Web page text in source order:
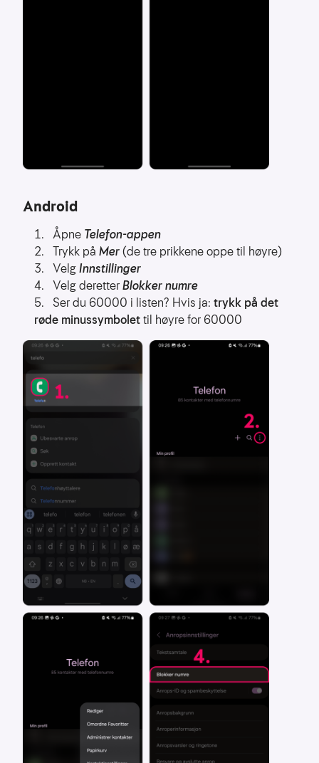
Android
Åpne Telefon-appen
Trykk på Mer(de tre prikkene oppe til høyre)
VelgInnstillinger
Velg deretterBlokker numre
Ser du 60000 i listen? Hvis ja: trykk på det
røde minussymbolettil høyre for 60000